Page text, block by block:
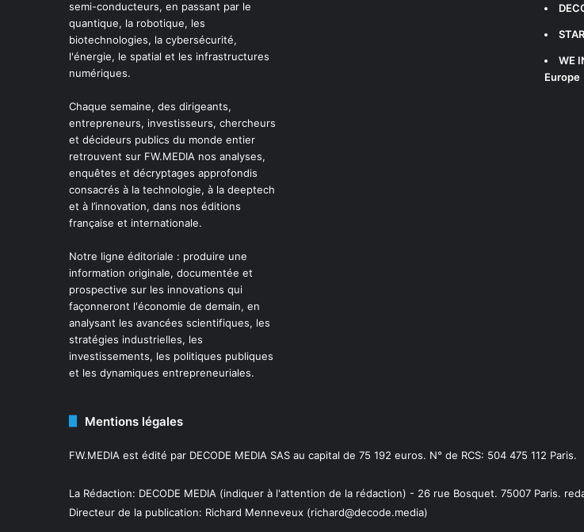
semi-conducteurs, en passant par le
quantique, la robotique, les
biotechnologies, la cybersécurité,
l'énergie, le spatial et les infrastructures
numériques.
Chaque semaine, des dirigeants,
entrepreneurs, investisseurs, chercheurs
et décideurs publics du monde entier
retrouvent sur FW.MEDIA nos analyses,
enquêtes et décryptages approfondis
consacrés à la technologie, à la deeptech
et à l’innovation, dans nos éditions
française et internationale.
Notre ligne éditoriale : produire une
information originale, documentée et
prospective sur les innovations qui
façonneront l'économie de demain, en
analysant les avancées scientifiques, les
stratégies industrielles, les
investissements, les politiques publiques
et les dynamiques entrepreneuriales.
WE
Europe
Mentions légales
FW.MEDIA est édité par DECODE MEDIA SAS au capital de 75 192 euros. N° de RCS: 504 475 112 Paris.
La Rédaction: DECODE MEDIA (indiquer à l'attention de la rédaction) - 26 rue Bosquet. 75007 Paris.
Directeur de la publication: Richard Menneveux (richard@decode.media)